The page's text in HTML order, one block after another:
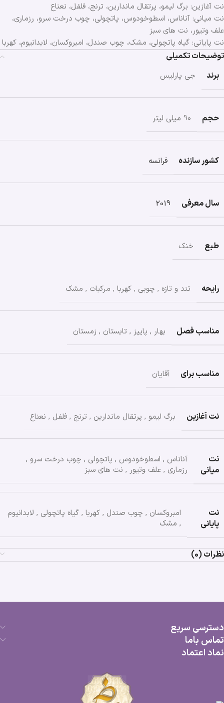
نت آغازین: برگ لیمو، پرتقال ماندارین، ترنج، فلفل، نعناع
نت میانی: آناناس، اسطوخودوس، پاتچولی، چوب درخت سرو، رزماری،
علف وتیور، نت های سبز
نت پایانی: گیاه پاتچولی، مشک، چوب صندل، امبروکسان، لابدانیوم، کهربا
توضیحات تکمیلی
برند
جی پارلیس
حجم 90 میلی لیتر
کشور سازنده فرانسه
سال معرفی 2019
طبع خنک
رایحه تند و تازه , چوبی , کهربا , مرکبات , مشک
مناسب فصل بهار , پاییز , تابستان , زمستان
مناسب برای آقایان
نت آغازین برگ لیمو , پرتقال ماندارین , ترنج , فلفل , نعناع
نت
میانی
آناناس , اسطوخودوس , پاتچولی , چوب درخت سرو ,
رزماری ,علف وتیور , نت های سبز
نت
پایانی
امبروکسان , چوب صندل ,کهربا ,گیاه پاتچولی , لابدانیوم
, مشک
نظرات (0)
دسترسی سریع
تماس باما
نماد اعتماد